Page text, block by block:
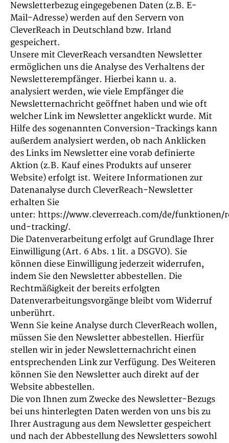
Newsletterbezug eingegebenen Daten (z.B. E-
Mail-Adresse) werden auf den Servern von
CleverReach in Deutschland bzw. Irland
gespeichert.
Unsere mit CleverReach versandten Newsletter
ermöglichen uns die Analyse des Verhaltens der
Newsletterempfänger. Hierbei kann u. a.
analysiert werden, wie viele Empfänger die
Newsletternachricht geöffnet haben und wie oft
welcher Link im Newsletter angeklickt wurde. Mit
Hilfe des sogenannten Conversion-Trackings kann
außerdem analysiert werden, ob nach Anklicken
des Links im Newsletter eine vorab definierte
Aktion (z.B. Kauf eines Produkts auf unserer
Website) erfolgt ist. Weitere Informationen zur
Datenanalyse durch CleverReach-Newsletter
erhalten Sie
unter: https://www.cleverreach.com/de/funktionen/
und-tracking/.
Die Datenverarbeitung erfolgt auf Grundlage Ihrer
Einwilligung (Art. 6 Abs. 1 lit. a DSGVO). Sie
können diese Einwilligung jederzeit widerrufen,
indem Sie den Newsletter abbestellen. Die
Rechtmäßigkeit der bereits erfolgten
Datenverarbeitungsvorgänge bleibt vom Widerruf
unberührt.
Wenn Sie keine Analyse durch CleverReach wollen,
müssen Sie den Newsletter abbestellen. Hierfür
stellen wir in jeder Newsletternachricht einen
entsprechenden Link zur Verfügung. Des Weiteren
können Sie den Newsletter auch direkt auf der
Website abbestellen.
Die von Ihnen zum Zwecke des Newsletter-Bezugs
bei uns hinterlegten Daten werden von uns bis zu
Ihrer Austragung aus dem Newsletter gespeichert
und nach der Abbestellung des Newsletters sowohl